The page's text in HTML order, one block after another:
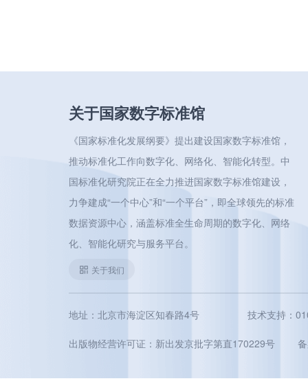
关于国家数字标准馆
《国家标准化发展纲要》提出建设国家数字标准馆，
推动标准化工作向数字化、网络化、智能化转型。中
国标准化研究院正在全力推进国家数字标准馆建设，
力争建成“一个中心”和“一个平台”，即全球领先的标准
数据资源中心，涵盖标准全生命周期的数字化、网络
化、智能化研究与服务平台。
关于我们
地址：北京市海淀区知春路4号 技术支持：
出版物经营许可证：新出发京批字第直170229号